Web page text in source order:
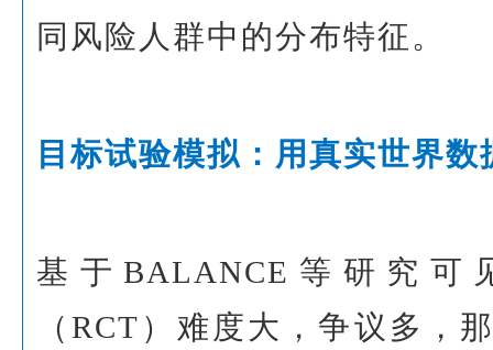
同风险人群中的分布特征。
目标试验模拟：用真实世界
基于BALANCE等研究
（RCT）难度大，争议多，